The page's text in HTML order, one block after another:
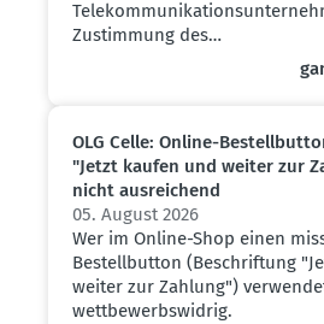
Zustimmung des…
OLG Celle: Online-
"Jetzt kaufen und weiter zur
nicht ausrei­chend
05. August 2026
Wer im Online-Shop einen
Bestellbutton (Beschriftung
weiter zur Zahlung")
wettbewerbswidrig.